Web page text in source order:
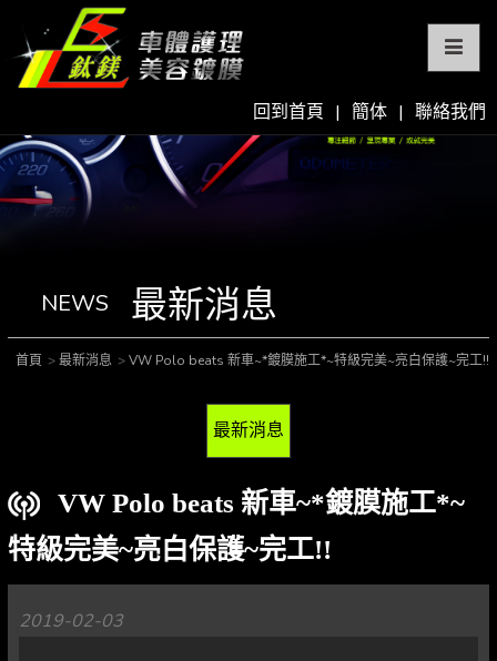
回到首頁 | 簡体 | 聯絡我們
NEWS 最新消息
首頁 最新消息 VW Polo beats 新車~*鍍膜施工*~特級完美~亮白保護~完工!!
最新消息
VW Polo beats 新車~*鍍膜施工*~
特級完美~亮白保護~完工!!
2019-02-03